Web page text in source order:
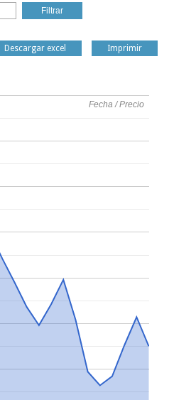
Descargar excel Imprimir
Fecha / Precio
Fecha / Precio